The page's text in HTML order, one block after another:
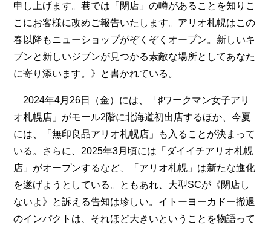
申し上げます。巷では「閉店」の噂があることを知りこ
こにお客様に改めご報告いたします。アリオ札幌はこの
春以降もニューショップがぞくぞくオープン。新しいキ
ブンと新しいジブンが見つかる素敵な場所としてあなた
に寄り添います。》と書かれている。
2024年4月26日（金）には、「♯ワークマン女子アリ
オ札幌店」がモール2階に北海道初出店するほか、今夏
には、「無印良品アリオ札幌店」も入ることが決まって
いる。さらに、2025年3月頃には「ダイイチアリオ札幌
店」がオープンするなど、「アリオ札幌」は新たな進化
を遂げようとしている。ともあれ、大型SCが《閉店し
ないよ》と訴える告知は珍しい。イトーヨーカドー撤退
のインパクトは、それほど大きいということを物語って